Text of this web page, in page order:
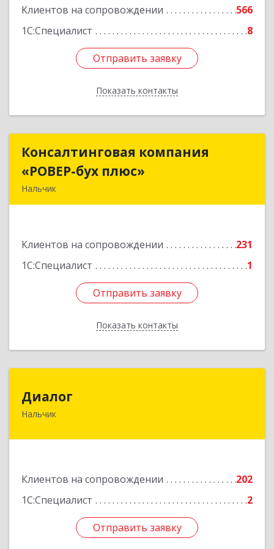
Клиентов на сопровождении
566
1С:Специалист
8
Отправить заявку
Показать контакты
Отправить заявку
Назад
Консалтинговая компания
«РОВЕР-бух плюс»
Нальчик
Клиентов на сопровождении
231
1С:Специалист
1
Отправить заявку
Показать контакты
Консалтинговая компания
«РОВЕР-бух плюс»
Подробнее
Отправить заявку
Назад
Диалог
Нальчик
Клиентов на сопровождении
202
1С:Специалист
2
Отправить заявку
360016, Кабардино-Балкарская Респ, Нальчик г,
Отправить заявку